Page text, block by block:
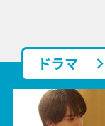
ドラマ